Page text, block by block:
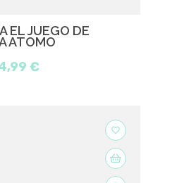
EL JUEGO DE
ATOMO
€
favorite_border